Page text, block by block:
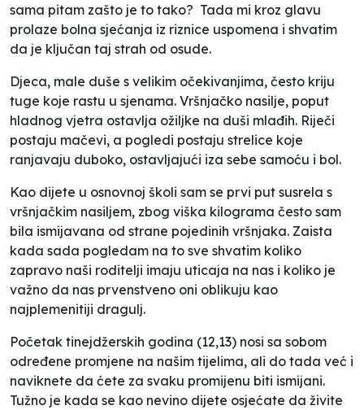
sama pitam zašto je to tako? Tada mi kroz glavu
prolaze bolna sjećanja iz riznice uspomena i shvatim
da je ključan taj strah od osude.
Djeca, male duše s velikim očekivanjima, često kriju
tuge koje rastu u sjenama. Vršnjačko nasilje, poput
hladnog vjetra ostavlja ožiljke na duši mlađih. Riječi
postaju mačevi, a pogledi postaju strelice koje
ranjavaju duboko, ostavljajući iza sebe samoću i bol.
Kao dijete u osnovnoj školi sam se prvi put susrela s
vršnjačkim nasiljem, zbog viška kilograma često sam
bila ismijavana od strane pojedinih vršnjaka. Zaista
kada sada pogledam na to sve shvatim koliko
zapravo naši roditelji imaju uticaja na nas i koliko je
važno da nas prvenstveno oni oblikuju kao
najplemenitiji dragulj.
Početak tinejdžerskih godina (12,13) nosi sa sobom
određene promjene na našim tijelima, ali do tada već i
naviknete da ćete za svaku promijenu biti ismijani.
Tužno je kada se kao nevino dijete osjećate da živite